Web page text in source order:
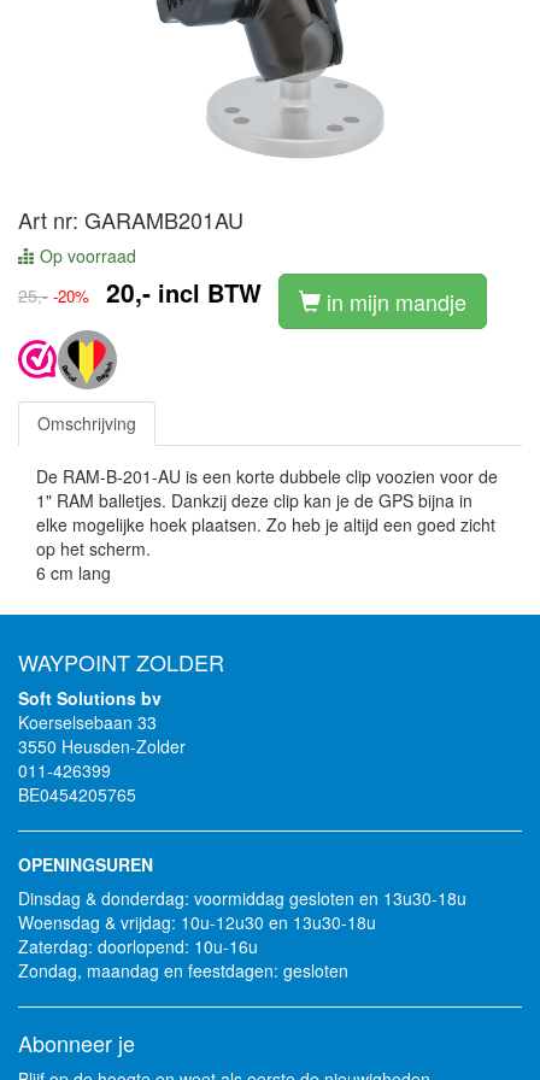
Art nr: GARAMB201AU
Op voorraad
25,- -20% 20,- incl BTW in mijn mandje
Omschrijving
De RAM-B-201-AU is een korte dubbele clip voozien voor de
1" RAM balletjes. Dankzij deze clip kan je de GPS bijna in
elke mogelijke hoek plaatsen. Zo heb je altijd een goed zicht
op het scherm.
6 cm lang
WAYPOINT ZOLDER
Soft Solutions bv
Koerselsebaan 33
3550 Heusden-Zolder
011-426399
BE0454205765
OPENINGSUREN
Dinsdag & donderdag: voormiddag gesloten en 13u30-18u
Woensdag & vrijdag: 10u-12u30 en 13u30-18u
Zaterdag: doorlopend: 10u-16u
Zondag, maandag en feestdagen: gesloten
Abonneer je